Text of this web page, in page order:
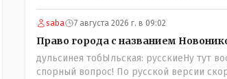
удобно? Просто в чисто познавательных
может кто из лингвистов или краеведов
saba 7 августа 2026 г. в 09:02
Право города с названием
дульсинея тобЫльская: русскиеНу тут
спорный вопрос! По русской версии